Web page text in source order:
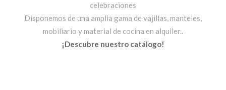
celebraciones
Disponemos de una amplia gama de vajillas, manteles,
mobiliario y material de cocina en alquiler..
¡Descubre nuestro catálogo!